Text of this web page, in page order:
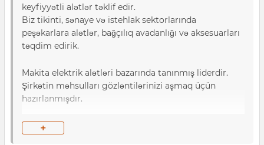
keyfiyyətli alətlər təklif edir.
Biz tikinti, sənaye və istehlak sektorlarında
peşəkarlara alətlər, bağçılıq avadanlığı və aksesuarları
təqdim edirik.
Makita elektrik alətləri bazarında tanınmış liderdir.
Şirkətin məhsulları gözləntilərinizi aşmaq üçün
hazırlanmışdır.
Makita alətləri - peşəkarların seçimi!
+